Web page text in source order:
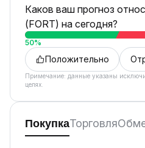
Каков ваш прогноз
(FORT) на сегодня?
50%
Положительно
Примечание: данные указаны
целях.
ПокупкаТорговля